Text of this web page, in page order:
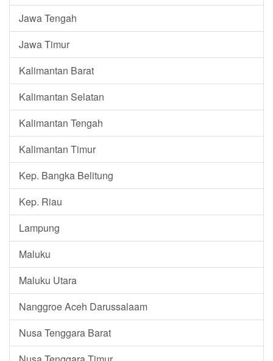
Jawa Tengah
Jawa Timur
Kalimantan Barat
Kalimantan Selatan
Kalimantan Tengah
Kalimantan Timur
Kep. Bangka Belitung
Kep. Riau
Lampung
Maluku
Maluku Utara
Nanggroe Aceh Darussalaam
Nusa Tenggara Barat